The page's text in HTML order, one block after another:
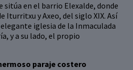
sitúa en el barrio Elexalde, donde
Iturritxu y Axeo, del siglo XIX. Así
iglesia de la Inmaculada
y a su lado, el propio
paraje costero